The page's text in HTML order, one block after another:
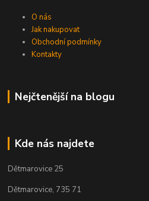
O nás
Jak nakupovat
Obchodní podmínky
Kontakty
Nejčtenější na blogu
Kde nás najdete
Dětmarovice 25
Dětmarovice, 735 71